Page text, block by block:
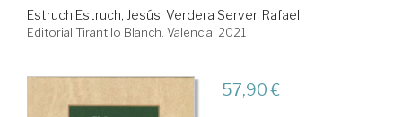
Estruch Estruch, Jesús; Verdera Server, Rafael
Editorial Tirant lo Blanch. Valencia, 2021
57,90 €